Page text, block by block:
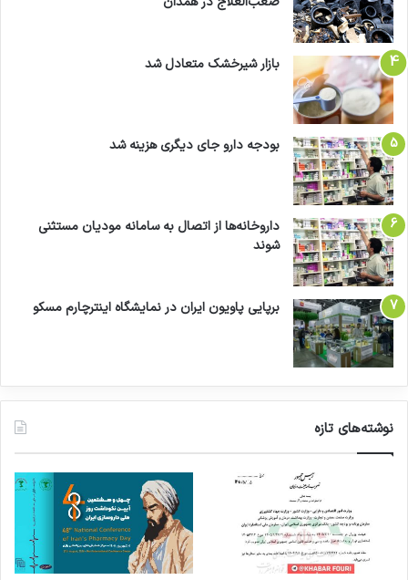
بازار شیرخشک متعادل شد
بودجه دارو جای دیگری هزینه شد
داروخانه‌ها از اتصال به سامانه مودیان مستثنی
شوند
برپایی پاویون ایران در نمایشگاه اینترچارم مسکو
نوشته‌های تازه